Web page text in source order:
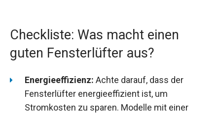
Checkliste: Was macht einen
guten Fensterlüfter aus?
Energieeffizienz: Achte darauf, dass der
Fensterlüfter energieeffizient ist, um
Stromkosten zu sparen. Modelle mit einer